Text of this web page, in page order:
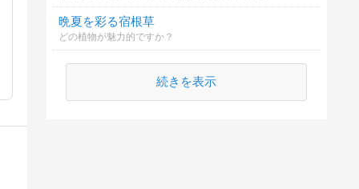
晩夏を彩る宿根草
どの植物が魅力的ですか？
続きを表示